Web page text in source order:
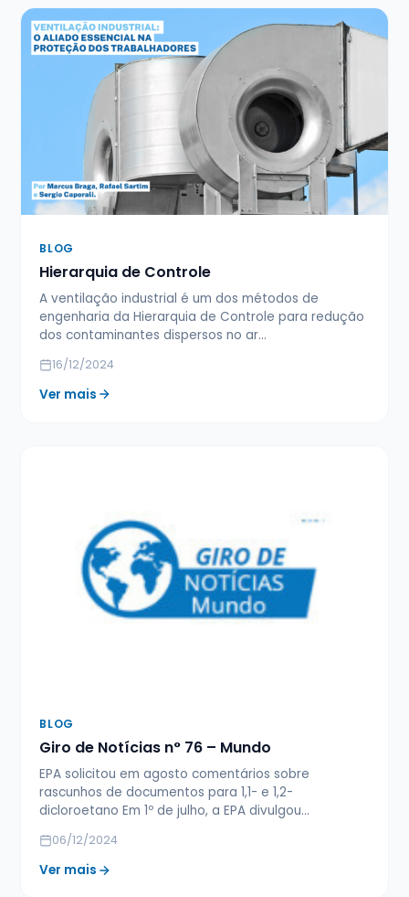
BLOG
Hierarquia de Controle
A ventilação industrial é um dos métodos de
engenharia da Hierarquia de Controle para redução
dos contaminantes dispersos no ar…
16/12/2024
Ver mais
BLOG
Giro de Notícias n° 76 – Mundo
EPA solicitou em agosto comentários sobre
rascunhos de documentos para 1,1- e 1,2-
dicloroetano Em 1º de julho, a EPA divulgou…
06/12/2024
Ver mais